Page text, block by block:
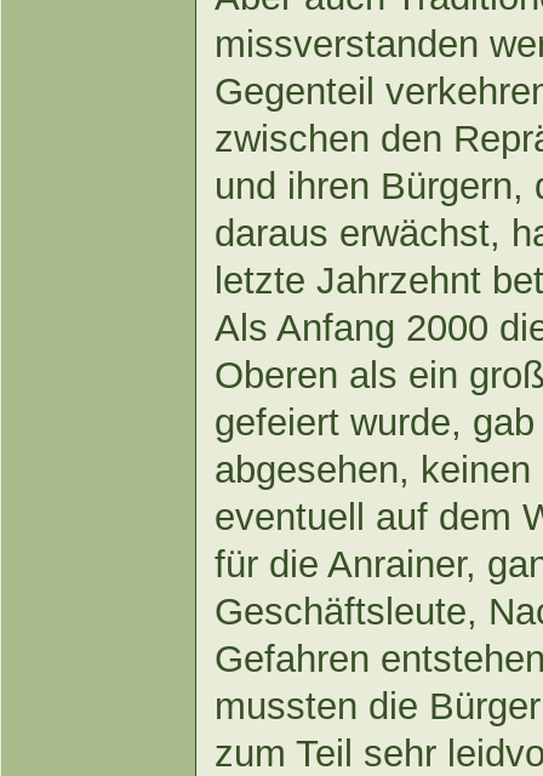
missverstanden
Gegenteil
zwischen den
und ihren Bürgern,
daraus erwächst,
letzte Jahrzehnt
Als Anfang 2000
Oberen als ein
gefeiert wurde,
abgesehen,
eventuell auf dem
für die Anrainer,
Geschäftsleute,
Gefahren
mussten die
zum Teil sehr